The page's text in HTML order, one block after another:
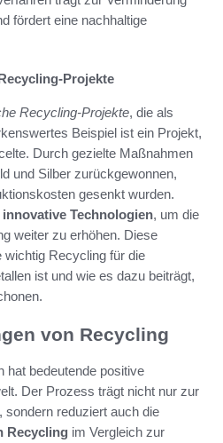
fördert eine nachhaltige
Projekte
Recycling-Projekte, die als
Beispiel ist ein Projekt,
Durch gezielte Maßnahmen
und Silber zurückgewonnen,
gesenkt wurden.
innovative Technologien, um die
weiter zu erhöhen. Diese
wichtig Recycling für die
ist und wie es dazu beiträgt,
von Recycling
hat bedeutende positive
Der Prozess trägt nicht nur zur
sondern reduziert auch die
Recycling im Vergleich zur